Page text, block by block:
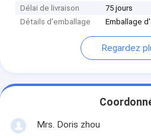
Délai de livraison
75 jours
Détails d'emballage
Emballage
Regardez
Mrs. Doris zhou